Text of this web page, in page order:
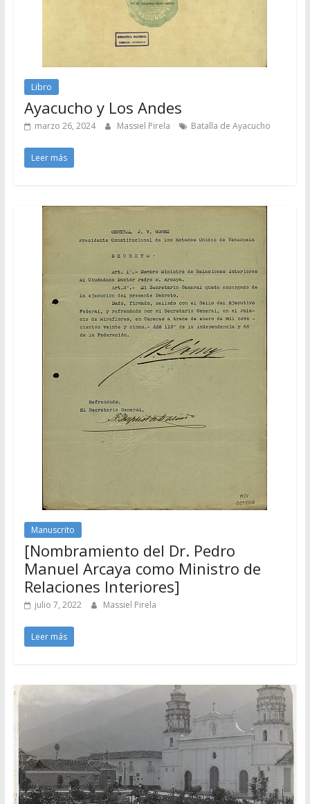
Libro
Ayacucho y Los Andes
marzo 26, 2024 Massiel Pirela Batalla de Ayacucho
Leer más
Manuscrito
[Nombramiento del Dr. Pedro
Manuel Arcaya como Ministro de
Relaciones Interiores]
julio 7, 2022 Massiel Pirela
Leer más